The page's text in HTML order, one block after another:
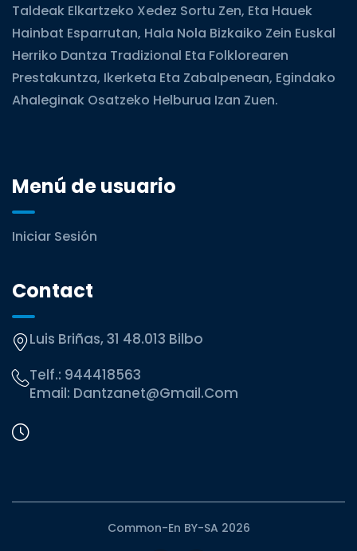
Taldeak Elkartzeko Xedez Sortu Zen, Eta Hauek
Hainbat Esparrutan, Hala Nola Bizkaiko Zein Euskal
Herriko Dantza Tradizional Eta Folklorearen
Prestakuntza, Ikerketa Eta Zabalpenean, Egindako
Ahaleginak Osatzeko Helburua Izan Zuen.
Menú de usuario
Iniciar Sesión
Contact
Luis Briñas, 31 48.013 Bilbo
Telf.: 944418563
Email: Dantzanet@gmail.com
Common-En BY-SA 2026